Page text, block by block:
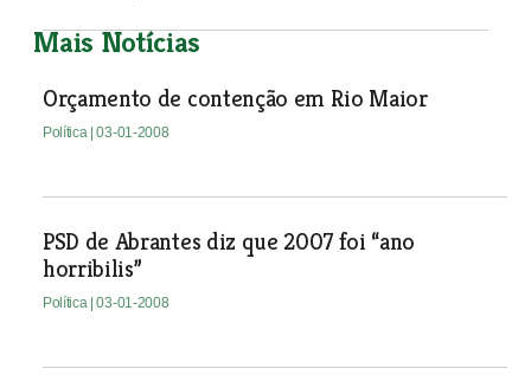
Mais Notícias
Orçamento de contenção em Rio Maior
Política | 03-01-2008
PSD de Abrantes diz que 2007 foi “ano
horribilis”
Política | 03-01-2008